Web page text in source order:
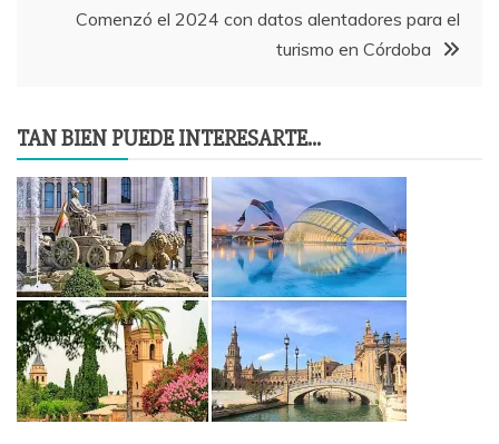
entradas
Comenzó el 2024 con datos alentadores para el
turismo en Córdoba
TAN BIEN PUEDE INTERESARTE...